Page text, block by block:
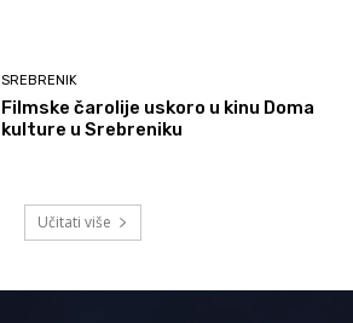
SREBRENIK
Filmske čarolije uskoro u kinu Doma
kulture u Srebreniku
Učitati više